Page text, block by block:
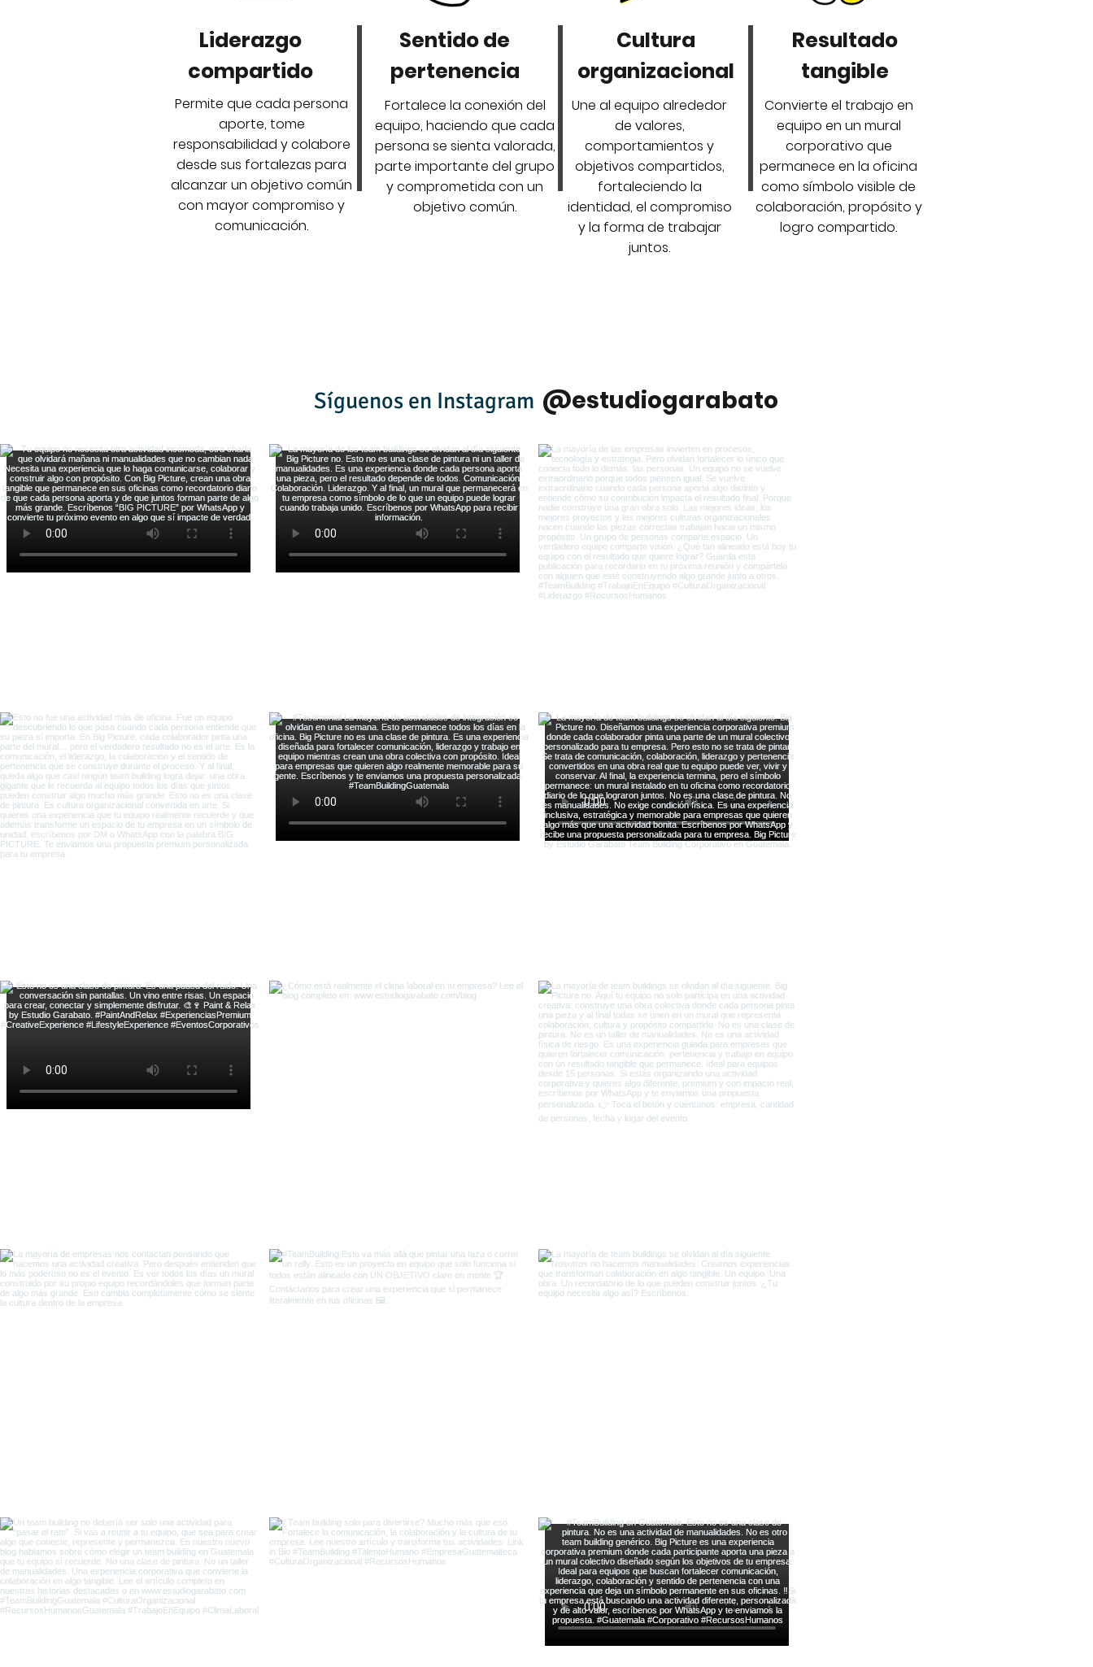
Liderazgo
compartido
Permite que cada persona
aporte, tome
responsabilidad y colabore
desde sus fortalezas para
alcanzar un objetivo común
con mayor compromiso y
comunicación.
Sentido de
pertenencia
Fortalece la conexión del
equipo, haciendo que cada
persona se sienta valorada,
parte importante del grupo
y comprometida con un
objetivo común.
Cultura
organizacional
Une al equipo alrededor
de valores,
comportamientos y
objetivos compartidos,
fortaleciendo la
identidad, el compromiso
y la forma de trabajar
juntos.
Resultado
tangible
Convierte el trabajo en
equipo en un mural
corporativo que
permanece en la oficina
como símbolo visible de
colaboración, propósito y
logro compartido.
Síguenos en Instagram @estudiogarabato